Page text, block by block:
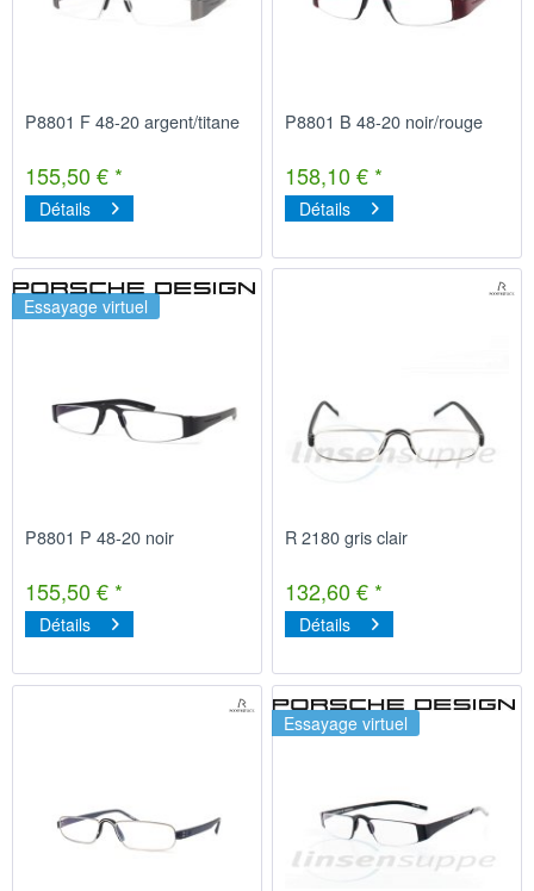
P8801 F 48-20 argent/titane
155,50 € *
Détails
P8801 B 48-20 noir/rouge
158,10 € *
Détails
Essayage virtuel
P8801 P 48-20 noir
155,50 € *
Détails
R 2180 gris clair
132,60 € *
Détails
Essayage virtuel